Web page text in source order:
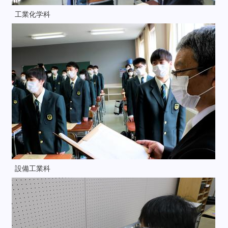
工業化学科
設備工業科